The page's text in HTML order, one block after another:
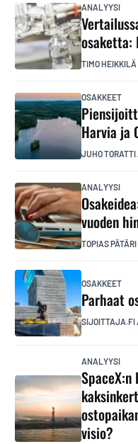
ANALYYSI
osaketta:
TIMO HEIKKILÄ
OSAKKEET
Harvia ja
JUHO TORATTI
ANALYYSI
vuoden
TOPIAS PÄTÄRI
OSAKKEET
Parhaat
SIJOITTAJA.FI
ANALYYSI
visio?